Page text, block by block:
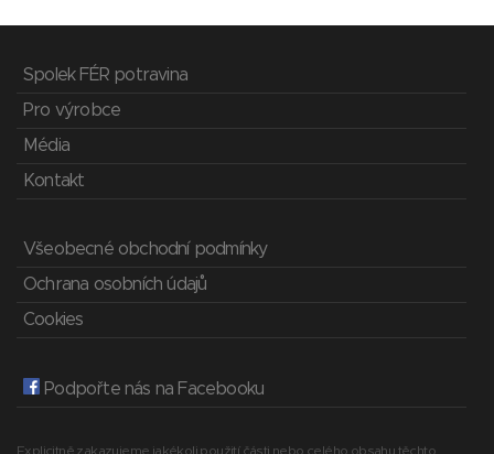
Spolek FÉR potravina
Pro výrobce
Média
Kontakt
Všeobecné obchodní podmínky
Ochrana osobních údajů
Cookies
Podpořte nás na Facebooku
Explicitně zakazujeme jakékoli použití části nebo celého obsahu těchto